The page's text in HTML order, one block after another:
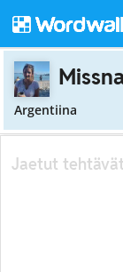
Argentiina
Jaetut tehtävät